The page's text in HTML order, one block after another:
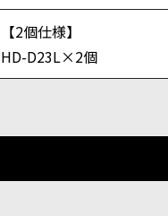
【2個仕様】
HD-D23L×2個